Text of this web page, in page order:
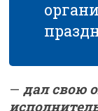
—дал свою